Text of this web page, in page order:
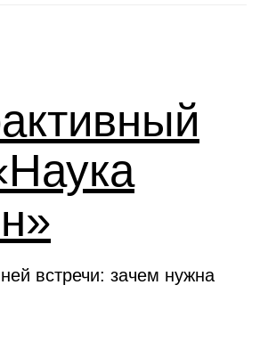
встречи: зачем нужна